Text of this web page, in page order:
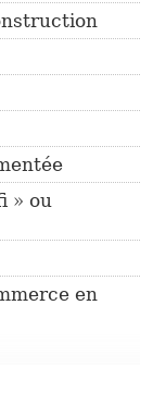
» ou
en